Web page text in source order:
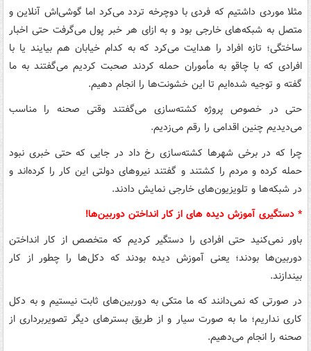
مثلا موردی داشتیم که فردی با دوچرخه تردد می‌کرد اما گوشی‌اش آنلاین و
متصل به شبکه‌های خارجی بود و به ازای هر خبر پول می‌گرفت حتی اخبار
ساختگی؛ تازه افراد را هدایت می‌کرد که به کدام خیابان هم بیایند یا با
افرادی که با چاقو به مأموران حمله کردند صحبت کردیم می‌گفتند به ما
گفته و توجیه شده‌ایم تا این خشونت‌ها را انجام دهیم.
حتی در خصوص پروژه‌ کشته‌سازی می‌گفتند وقتی صحنه را مناسب
می‌دیدیم چنین اقدامی را رقم می‌زدیم.
چرا که در برخی شهرها کشته‌سازی رخ داد در جایی که حتی خبری نبود
حمله کرده و مردم را کشتند و گفتند نیروهای دولتی این کار را کرده‌اند و
در شبکه‌ها و تلویزیون‌های خارجی نمایش دادند.
* دستگیری آموزش دیده های از کار انداختن دوربین‌ها!
باور نمی‌کنید حتی افرادی را دستگیر کردیم که متخصص از کار انداختن
دوربین‌ها بودند؛ یعنی آموزش دیده بودند که دکل‌ها را چطور از کار
بیندازند.
در صورتی که نمی‌دانند که ما متکی به دوربین‌های ثابت نیستیم و به دکل
کاری نداریم؛ ما به صورت سیار و از طریق بسترهای دیگر تصویربرداری از
صحنه را انجام می‌دهیم.